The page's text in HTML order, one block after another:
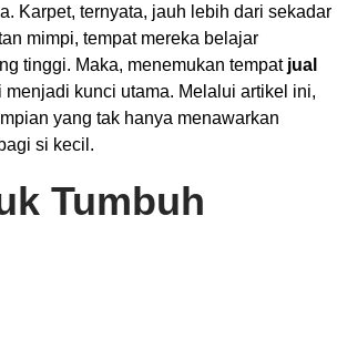
Karpet, ternyata, jauh lebih dari sekadar
mimpi, tempat mereka belajar
tinggi. Maka, menemukan tempat jual
kunci utama. Melalui artikel ini,
yang tak hanya menawarkan
si kecil.
Tumbuh